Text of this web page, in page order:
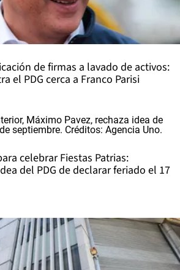
de firmas a lavado de activos:
el PDG cerca a Franco Parisi
celebrar Fiestas Patrias:
del PDG de declarar feriado el 17